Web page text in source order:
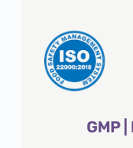
GMP